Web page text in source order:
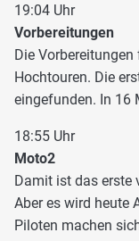
19:04 Uhr
Vorbereitungen
Die
Hochtouren. Die
eingefunden. In 16
18:55 Uhr
Moto2
Damit ist das erste
Aber es wird heute
Piloten machen